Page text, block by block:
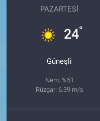
PAZARTESI
24°
Güneşli
Nem: %51
Rüzgar: 6.39 m/s